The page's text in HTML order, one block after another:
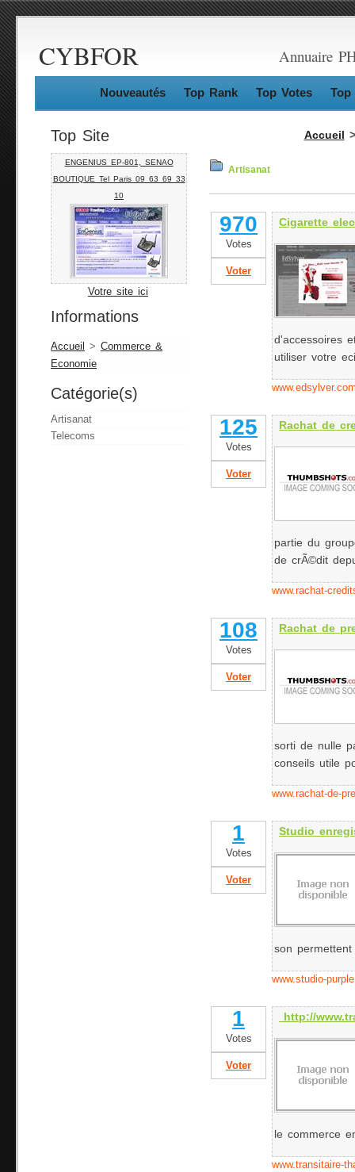
CYBFOR Annuaire
Nouveautés Top Rank Top Votes Top
Top Site
ENGENIUS EP-801, SENAO
BOUTIQUE Tel Paris 09 63 69 33
10
Votre site ici
Informations
Accueil > Commerce &
Economie
Catégorie(s)
Artisanat
Telecoms
Accueil
Artisanat
970
Votes
Voter
Cigarette
d'accessoires
utiliser votre
125
Votes
Voter
Rachat de
partie du
de crÃ©dit
www.rachat-
108
Votes
Voter
Rachat de
sorti de nulle
conseils utile
www.rachat-de-
1
Votes
Voter
Studio
son
www.studio-
1
Votes
Voter
http://
le commerce
www.transitaire-